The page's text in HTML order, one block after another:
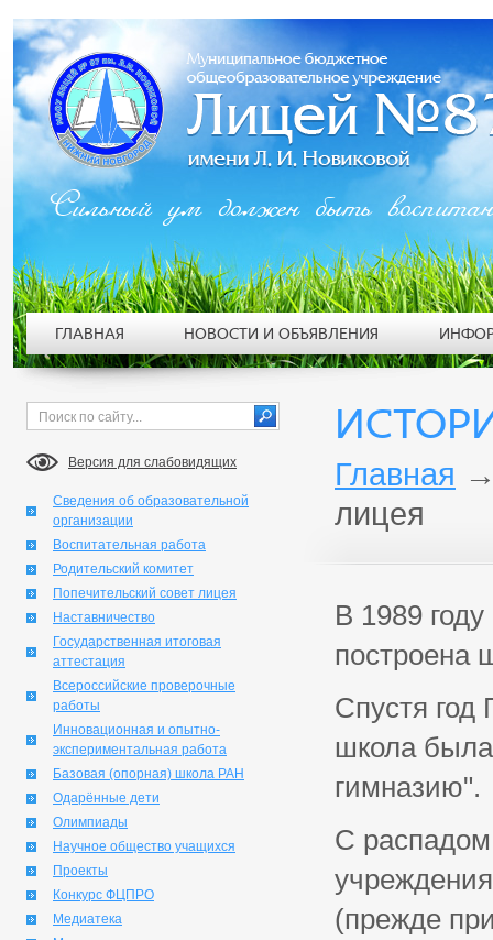
Версия для слабовидящих
Сведения об образовательной
организации
Воспитательная работа
Родительский комитет
Попечительский совет лицея
Наставничество
Государственная итоговая
аттестация
Всероссийские проверочные
работы
Инновационная и опытно-
экспериментальная работа
Базовая (опорная) школа РАН
Одарённые дети
Олимпиады
Научное общество учащихся
Проекты
Конкурс ФЦПРО
Медиатека
Главная
лицея
В 1989
построена
Спустя год
школа
гимназию".
С
(прежде
Сильный ум должен быть
ГЛАВНАЯ НОВОСТИ И ОБЪЯВЛЕНИЯ